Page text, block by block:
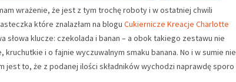
wrażenie, że jest z tym trochę roboty i w ostatniej chwili
które znalazłam na blogu Cukiernicze Kreacje Charlotte
klucze: czekolada i banan – a obok takiego zestawu nie
kruchutkie i o fajnie wyczuwalnym smaku banana. No i w sumie nie
jest to, że z podanej ilości składników wychodzi naprawdę sporo